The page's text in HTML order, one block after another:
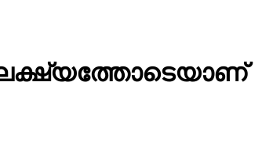
ലക്ഷ്യത്തോടെയാണ്